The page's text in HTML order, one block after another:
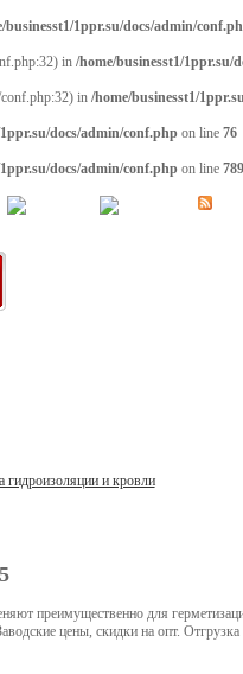
businesst1/1ppr.su/docs/admin/
in /home/businesst1/1ppr.su/
conf.php:32) in /home/businesst1/
docs/admin/conf.php on line 76
docs/admin/conf.php on line 789
гидроизоляции и кровли
преимущественно для
цены, скидки на опт. Отгрузка